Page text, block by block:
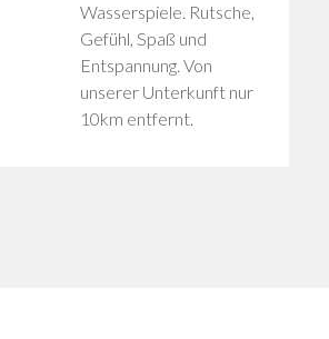
Wasserspiele. Rutsche,
Gefühl, Spaß und
Entspannung. Von
unserer Unterkunft nur
10km entfernt.